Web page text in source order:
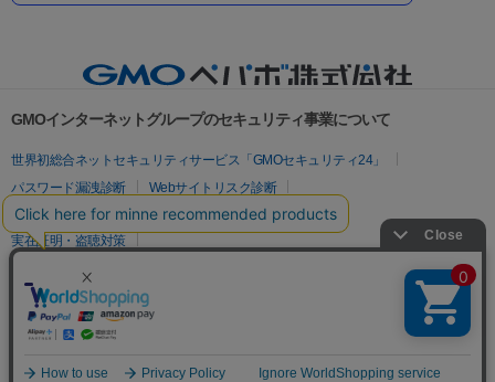
GMOインターネットグループのセキュリティ事業について
世界初総合ネットセキュリティサービス「GMOセキュリティ24」
パスワード漏洩診断
Webサイトリスク診断
セキュリティ相談AIチャットボット
実在証明・盗聴対策
サイバー攻撃対策（GMO Flatt Security）
セキュリティ事業の軌跡